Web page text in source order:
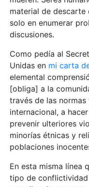
material de
solo en enumerar
discusiones.
Como pedía al
Unidas en mi carta
elemental
[obliga] a la
través de las
internacional, a
prevenir ulteriores
minorías étnicas y
poblaciones
En esta misma línea
tipo de